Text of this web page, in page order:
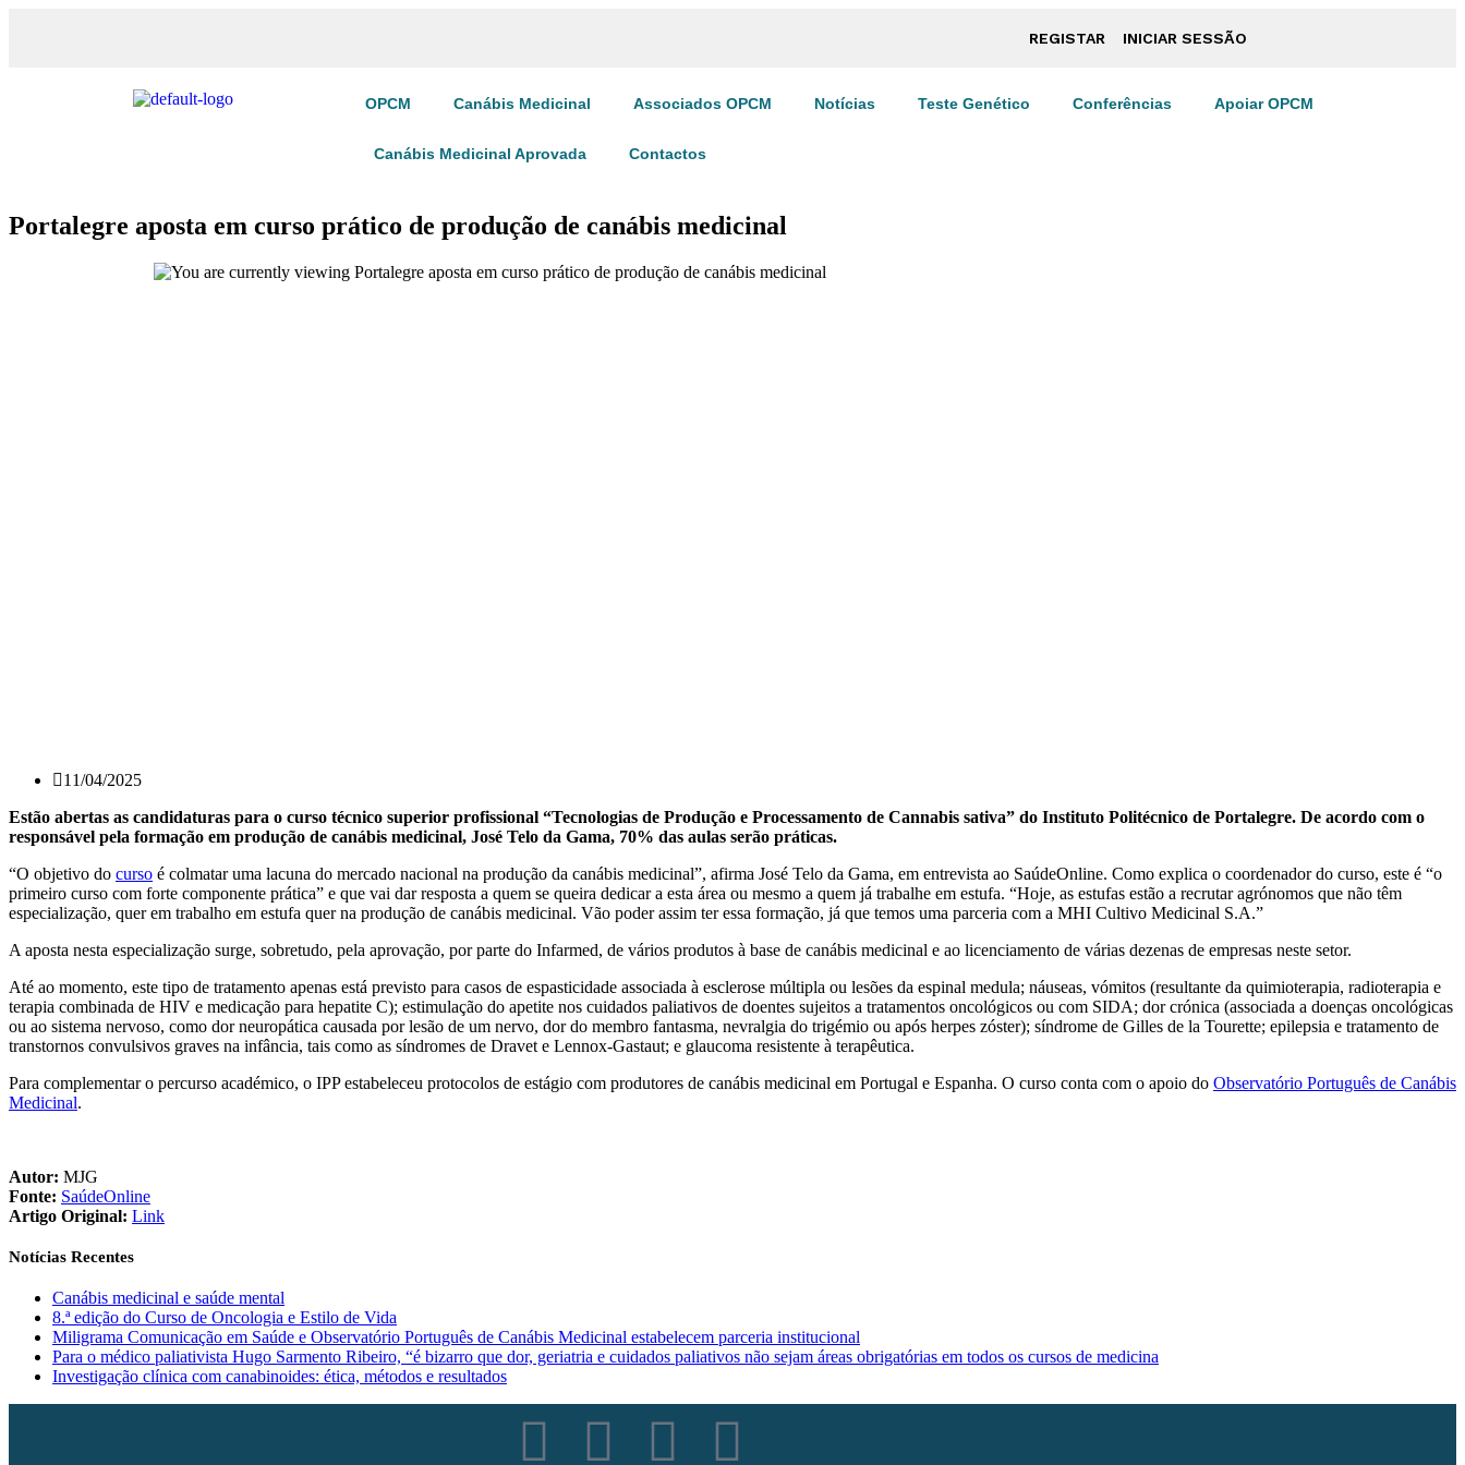
REGISTAR INICIAR SESSÃO
OPCM Canábis Medicinal Associados OPCM Notícias Teste Genético Conferências Apoiar OPCM
Canábis Medicinal Aprovada Contactos
Portalegre aposta em curso prático de produção de canábis medicinal
11/04/2025
Estão abertas as candidaturas para o curso técnico superior profissional “Tecnologias de Produção e Processamento de Cannabis sativa” do Instituto Politécnico de Portalegre. De acordo com o
responsável pela formação em produção de canábis medicinal, José Telo da Gama, 70% das aulas serão práticas.
“O objetivo do curso é colmatar uma lacuna do mercado nacional na produção da canábis medicinal”, afirma José Telo da Gama, em entrevista ao SaúdeOnline. Como explica o coordenador do curso, este é “o
primeiro curso com forte componente prática” e que vai dar resposta a quem se queira dedicar a esta área ou mesmo a quem já trabalhe em estufa. “Hoje, as estufas estão a recrutar agrónomos que não têm
especialização, quer em trabalho em estufa quer na produção de canábis medicinal. Vão poder assim ter essa formação, já que temos uma parceria com a MHI Cultivo Medicinal S.A.”
A aposta nesta especialização surge, sobretudo, pela aprovação, por parte do Infarmed, de vários produtos à base de canábis medicinal e ao licenciamento de várias dezenas de empresas neste setor.
Até ao momento, este tipo de tratamento apenas está previsto para casos de espasticidade associada à esclerose múltipla ou lesões da espinal medula; náuseas, vómitos (resultante da quimioterapia, radioterapia e
terapia combinada de HIV e medicação para hepatite C); estimulação do apetite nos cuidados paliativos de doentes sujeitos a tratamentos oncológicos ou com SIDA; dor crónica (associada a doenças oncológicas
ou ao sistema nervoso, como dor neuropática causada por lesão de um nervo, dor do membro fantasma, nevralgia do trigémio ou após herpes zóster); síndrome de Gilles de la Tourette; epilepsia e tratamento de
transtornos convulsivos graves na infância, tais como as síndromes de Dravet e Lennox-Gastaut; e glaucoma resistente à terapêutica.
Para complementar o percurso académico, o IPP estabeleceu protocolos de estágio com produtores de canábis medicinal em Portugal e Espanha. O curso conta com o apoio do Observatório Português de Canábis
Medicinal.
Autor: MJG
Fonte: SaúdeOnline
Artigo Original: Link
Notícias Recentes
Canábis medicinal e saúde mental
8.ª edição do Curso de Oncologia e Estilo de Vida
Miligrama Comunicação em Saúde e Observatório Português de Canábis Medicinal estabelecem parceria institucional
Para o médico paliativista Hugo Sarmento Ribeiro, “é bizarro que dor, geriatria e cuidados paliativos não sejam áreas obrigatórias em todos os cursos de medicina
Investigação clínica com canabinoides: ética, métodos e resultados